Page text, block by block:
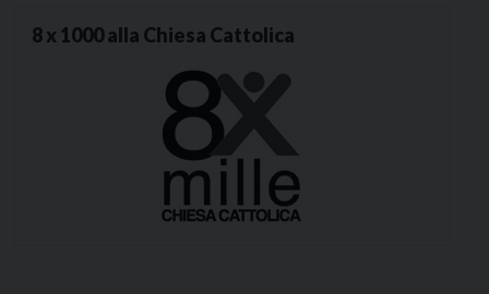
8 x 1000 alla Chiesa Cattolica